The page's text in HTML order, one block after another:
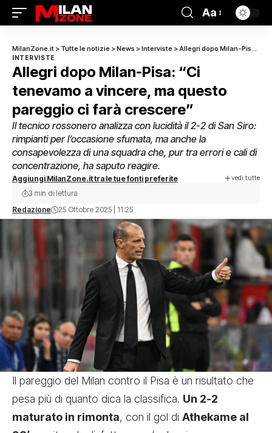
Aa
MilanZone.it > Tutte le notizie >News >Interviste >Allegri dopo Milan-Pisa: “Ci tenevamo a vincere, ma questo pareggio ci farà crescere”
INTERVISTE
Allegri dopo Milan-Pisa: “Ci
tenevamo a vincere, ma questo
pareggio ci farà crescere”
Il tecnico rossonero analizza con lucidità il 2-2 di San Siro:
rimpianti per l’occasione sfumata, ma anche la
consapevolezza di una squadra che, pur tra errori e cali di
concentrazione, ha saputo reagire.
Aggiungi MilanZone.it tra le tue fonti preferite vedi tutte
Redazione 25 Ottobre 2025 | 11:25
3 min di lettura
Il pareggio del Milan contro il Pisa è un risultato che
pesa più di quanto dica la classifica. Un 2-2
maturato in rimonta, con il gol di Athekame al